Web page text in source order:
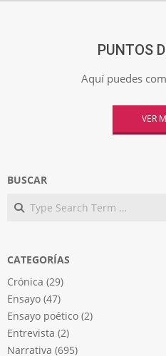
PUNTOS
Aquí puedes
VER
BUSCAR
Search
CATEGORÍAS
Crónica (29)
Ensayo (47)
Ensayo poético (2)
Entrevista (2)
Narrativa (695)